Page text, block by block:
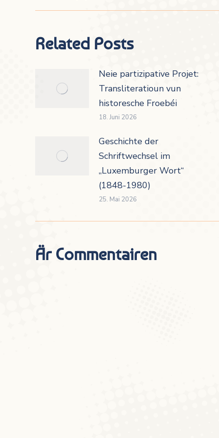
Related Posts
Neie partizipative Projet:
Transliteratioun vun
historesche Froebéi
18. Juni 2026
Geschichte der
Schriftwechsel im
„Luxemburger Wort“
(1848-1980)
25. Mai 2026
Är Commentairen